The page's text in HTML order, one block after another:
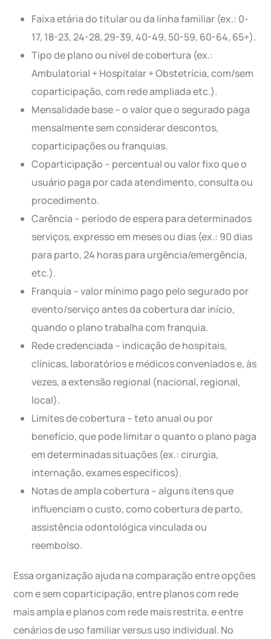
Faixa etária do titular ou da linha familiar (ex.: 0-
17, 18-23, 24-28, 29-39, 40-49, 50-59, 60-64, 65+).
Tipo de plano ou nível de cobertura (ex.:
Ambulatorial + Hospitalar + Obstetrícia, com/sem
coparticipação, com rede ampliada etc.).
Mensalidade base – o valor que o segurado paga
mensalmente sem considerar descontos,
coparticipações ou franquias.
Coparticipação – percentual ou valor fixo que o
usuário paga por cada atendimento, consulta ou
procedimento.
Carência – período de espera para determinados
serviços, expresso em meses ou dias (ex.: 90 dias
para parto, 24 horas para urgência/emergência,
etc.).
Franquia – valor mínimo pago pelo segurado por
evento/serviço antes da cobertura dar início,
quando o plano trabalha com franquia.
Rede credenciada – indicação de hospitais,
clínicas, laboratórios e médicos conveniados e, às
vezes, a extensão regional (nacional, regional,
local).
Limites de cobertura – teto anual ou por
benefício, que pode limitar o quanto o plano paga
em determinadas situações (ex.: cirurgia,
internação, exames específicos).
Notas de ampla cobertura – alguns itens que
influenciam o custo, como cobertura de parto,
assistência odontológica vinculada ou
reembolso.
Essa organização ajuda na comparação entre opções
com e sem coparticipação, entre planos com rede
mais ampla e planos com rede mais restrita, e entre
cenários de uso familiar versus uso individual. No